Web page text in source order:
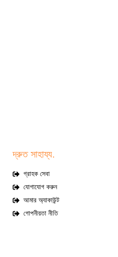
দ্রুত সাহায্য.
গ্রাহক সেবা
যোগাযোগ করুন
আমার অ্যাকাউন্ট
গোপনীয়তা নীতি